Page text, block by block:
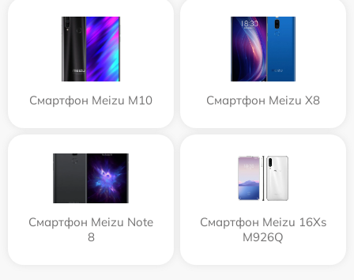
Смартфон Meizu M10 Смартфон Meizu X8
Смартфон Meizu Note
8
Смартфон Meizu 16Xs
M926Q